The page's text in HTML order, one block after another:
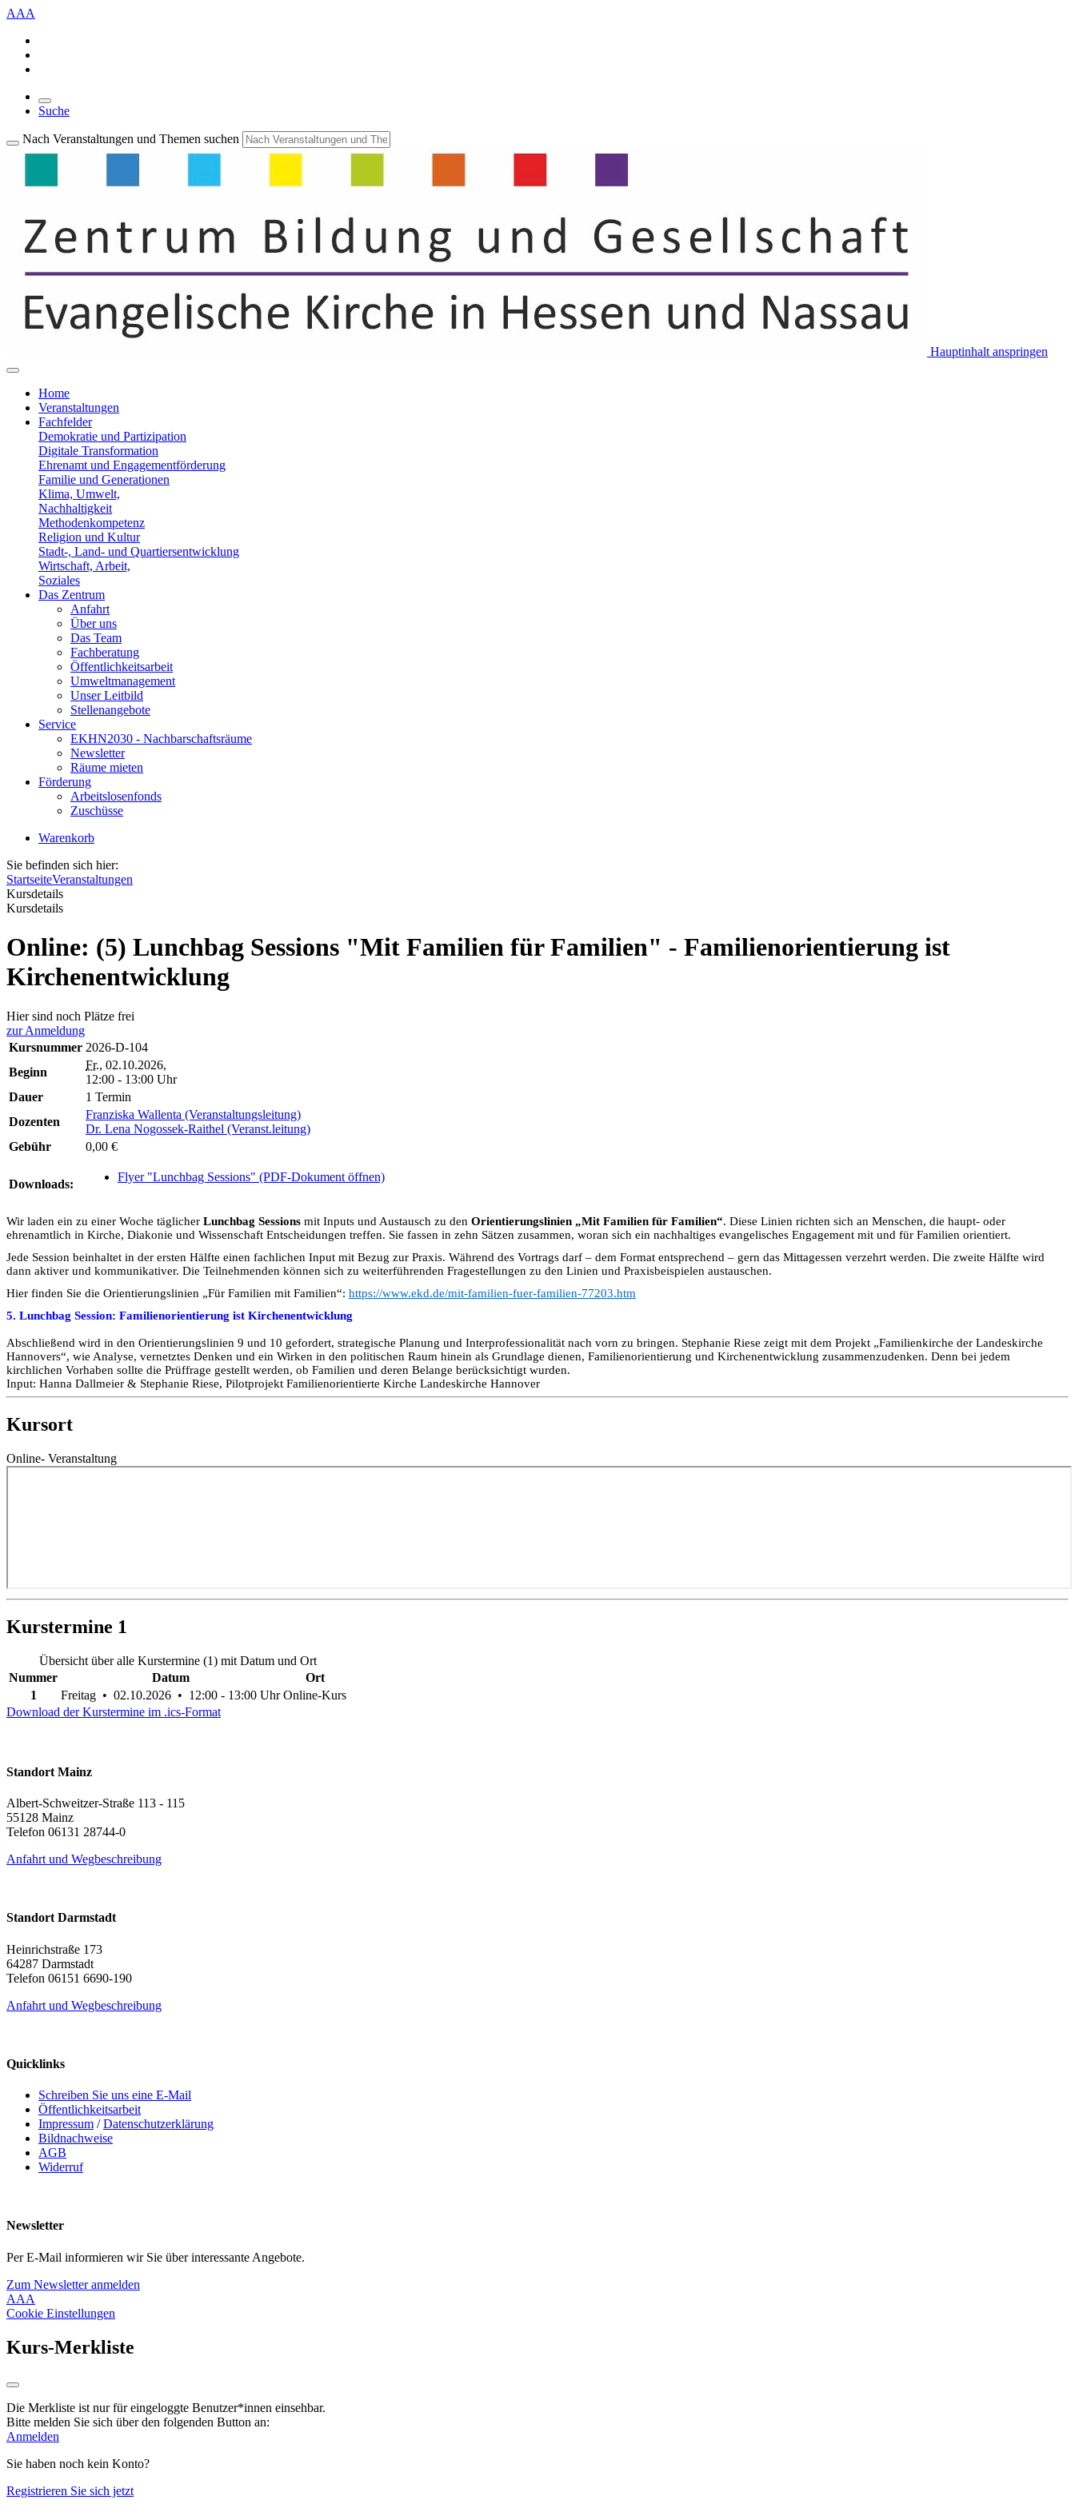
AAA
Suche
Nach Veranstaltungen und Themen suchen
Hauptinhalt anspringen
Home
Veranstaltungen
Fachfelder
Demokratie und Partizipation
Digitale Transformation
Ehrenamt und Engagementförderung
Familie und Generationen
Klima, Umwelt,
Nachhaltigkeit
Methodenkompetenz
Religion und Kultur
Stadt-, Land- und Quartiersentwicklung
Wirtschaft, Arbeit,
Soziales
Das Zentrum
Anfahrt
Über uns
Das Team
Fachberatung
Öffentlichkeitsarbeit
Umweltmanagement
Unser Leitbild
Stellenangebote
Service
EKHN2030 - Nachbarschaftsräume
Newsletter
Räume mieten
Förderung
Arbeitslosenfonds
Zuschüsse
Warenkorb
Sie befinden sich hier:
StartseiteVeranstaltungen
Kursdetails
Kursdetails
Online: (5) Lunchbag Sessions "Mit Familien für Familien" - Familienorientierung ist
Kirchenentwicklung
Hier sind noch Plätze frei
zur Anmeldung
Kursnummer 2026-D-104
Beginn
Fr., 02.10.2026,
12:00 - 13:00 Uhr
Dauer
1 Termin
Dozenten
Franziska Wallenta (Veranstaltungsleitung)
Dr. Lena Nogossek-Raithel (Veranst.leitung)
Gebühr
0,00 €
Downloads:
Flyer "Lunchbag Sessions" (PDF-Dokument öffnen)
Wir laden ein zu einer Woche täglicher Lunchbag Sessions mit Inputs und Austausch zu den Orientierungslinien „Mit Familien für Familien“. Diese Linien richten sich an Menschen, die haupt- oder
ehrenamtlich in Kirche, Diakonie und Wissenschaft Entscheidungen treffen. Sie fassen in zehn Sätzen zusammen, woran sich ein nachhaltiges evangelisches Engagement mit und für Familien orientiert.
Jede Session beinhaltet in der ersten Hälfte einen fachlichen Input mit Bezug zur Praxis. Während des Vortrags darf – dem Format entsprechend – gern das Mittagessen verzehrt werden. Die zweite Hälfte wird
dann aktiver und kommunikativer. Die Teilnehmenden können sich zu weiterführenden Fragestellungen zu den Linien und Praxisbeispielen austauschen.
Hier finden Sie die Orientierungslinien „Für Familien mit Familien“: https://www.ekd.de/mit-familien-fuer-familien-77203.htm
5. Lunchbag Session: Familienorientierung ist Kirchenentwicklung
Abschließend wird in den Orientierungslinien 9 und 10 gefordert, strategische Planung und Interprofessionalität nach vorn zu bringen. Stephanie Riese zeigt mit dem Projekt „Familienkirche der Landeskirche
Hannovers“, wie Analyse, vernetztes Denken und ein Wirken in den politischen Raum hinein als Grundlage dienen, Familienorientierung und Kirchenentwicklung zusammenzudenken. Denn bei jedem
kirchlichen Vorhaben sollte die Prüffrage gestellt werden, ob Familien und deren Belange berücksichtigt wurden.
Input: Hanna Dallmeier & Stephanie Riese, Pilotprojekt Familienorientierte Kirche Landeskirche Hannover
Kursort
Online- Veranstaltung
Kurstermine 1
Übersicht über alle Kurstermine (1) mit Datum und Ort
Nummer
Datum
Ort
1
Freitag • 02.10.2026 • 12:00 - 13:00 Uhr Online-Kurs
Download der Kurstermine im .ics-Format
Standort Mainz
Albert-Schweitzer-Straße 113 - 115
55128 Mainz
Telefon 06131 28744-0
Anfahrt und Wegbeschreibung
Standort Darmstadt
Heinrichstraße 173
64287 Darmstadt
Telefon 06151 6690-190
Anfahrt und Wegbeschreibung
Quicklinks
Schreiben Sie uns eine E-Mail
Öffentlichkeitsarbeit
Impressum /Datenschutzerklärung
Bildnachweise
AGB
Widerruf
Newsletter
Per E-Mail informieren wir Sie über interessante Angebote.
Zum Newsletter anmelden
AAA
Cookie Einstellungen
Kurs-Merkliste
Die Merkliste ist nur für eingeloggte Benutzer*innen einsehbar.
Bitte melden Sie sich über den folgenden Button an:
Anmelden
Sie haben noch kein Konto?
Registrieren Sie sich jetzt